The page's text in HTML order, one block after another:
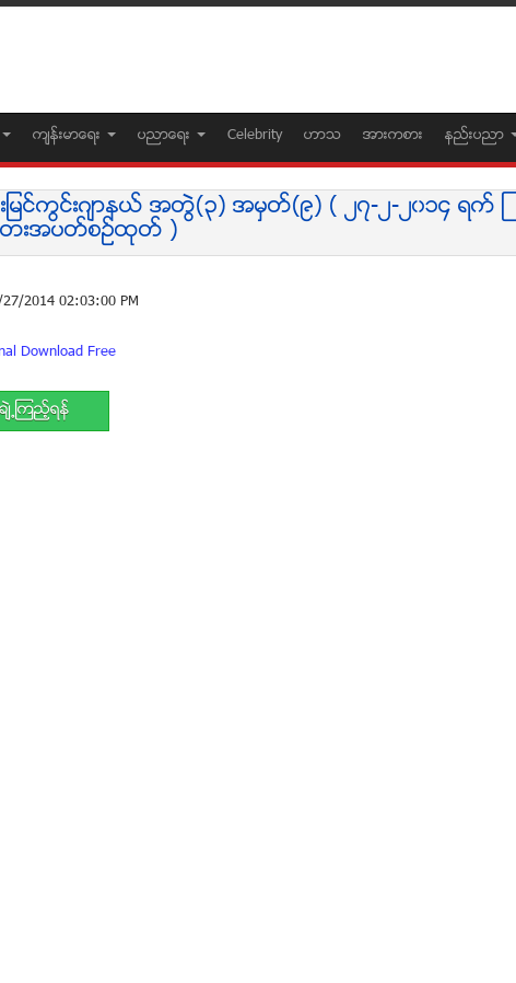
က်န္းမာေရး ပညာေရး Celebrity ဟာသ အားကစား နည္းပညာ
ျမင္ကြင္းဂ်ာနယ္ အတြဲ(၃) အမွတ္(၉) ( ၂၇-၂-၂၀၁၄ ရက္ ၾ
းအပတ္စဥ္ထုတ္ )
2014 02:03:00 PM
Download Free
ၾကည့္ရန္